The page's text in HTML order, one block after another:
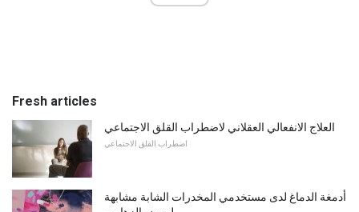
Fresh articles
العلاج الانفعالي العقلاني لاضطراب القلق الاجتماعي
اضطراب القلق الاجتماعي
أدمغة الدماغ لدى مستخدمي المخدرات الشابة مشابهة